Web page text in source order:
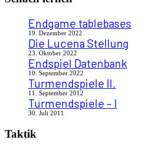
Endgame tablebases
19. Dezember 2022
Die Lucena Stellung
23. Oktober 2022
Endspiel Datenbank
10. September 2022
Turmendspiele II.
11. September 2012
Turmendspiele – I
30. Juli 2011
Taktik